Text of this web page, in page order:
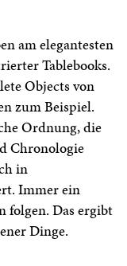
am elegantesten
Tablebooks.
Objects von
zum Beispiel.
Ordnung, die
Chronologie
in
Immer ein
folgen. Das ergibt
Dinge.